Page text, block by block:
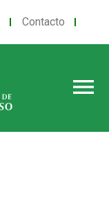
Contacto
menu